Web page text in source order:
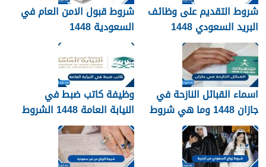
شروط التقديم على وظائف
البريد السعودي 1448
شروط قبول الامن العام في
السعودية 1448
اسماء القبائل النازحة في
جازان 1448 وما هي شروط
تجنيسها
وظيفة كاتب ضبط في
النيابة العامة 1448 الشروط
وطريقة التقديم